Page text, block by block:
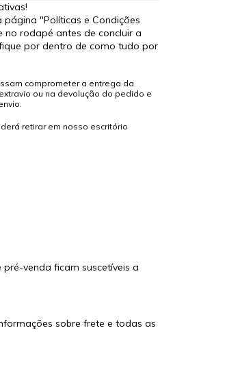
"Políticas e Condições
no rodapé antes de concluir a
por dentro de como tudo por
comprometer a entrega da
ou na devolução do pedido e
retirar em nosso escritório
venda ficam suscetíveis a
sobre frete e todas as